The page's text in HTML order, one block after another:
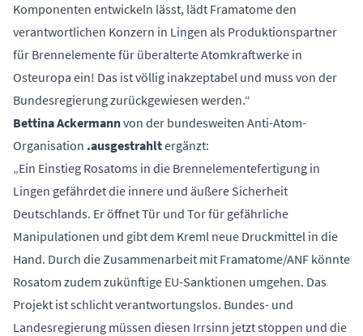
Komponenten entwickeln lässt, lädt Framatome den
verantwortlichen Konzern in Lingen als Produktionspartner
für Brennelemente für überalterte Atomkraftwerke in
Osteuropa ein! Das ist völlig inakzeptabel und muss von der
Bundesregierung zurückgewiesen werden.“
Bettina Ackermannvon der bundesweiten Anti-Atom-
Organisation .ausgestrahltergänzt:
„Ein Einstieg Rosatoms in die Brennelementefertigung in
Lingen gefährdet die innere und äußere Sicherheit
Deutschlands. Er öffnet Tür und Tor für gefährliche
Manipulationen und gibt dem Kreml neue Druckmittel in die
Hand. Durch die Zusammenarbeit mit Framatome/ANF könnte
Rosatom zudem zukünftige EU-Sanktionen umgehen. Das
Projekt ist schlicht verantwortungslos. Bundes- und
Landesregierung müssen diesen Irrsinn jetzt stoppen und die